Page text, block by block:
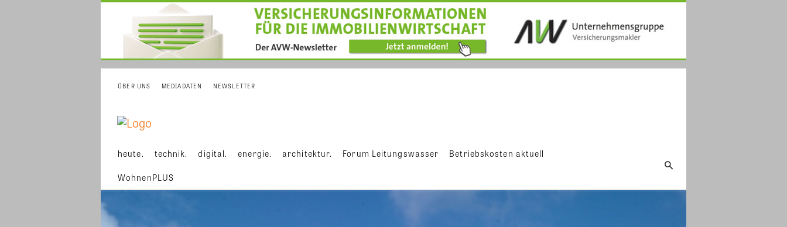
ÜBER UNS MEDIADATEN NEWSLETTER
heute. technik. digital. energie. architektur. Forum Leitungswasser Betriebskosten aktuell
WohnenPLUS